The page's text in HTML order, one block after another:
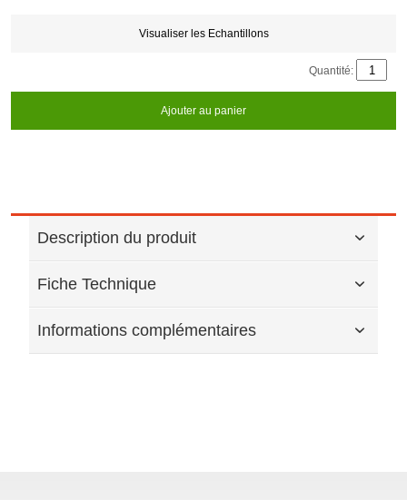
Visualiser les Echantillons
Quantité:
Ajouter au panier
Description du produit
Fiche Technique
Informations complémentaires